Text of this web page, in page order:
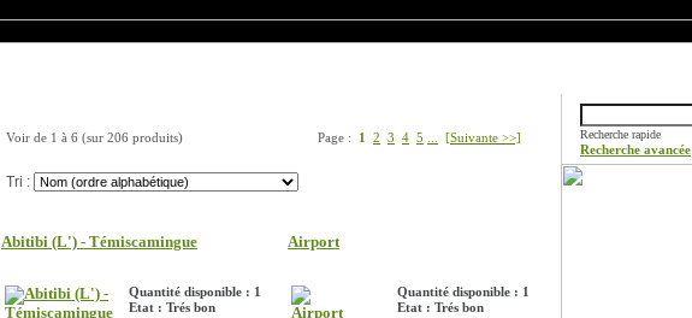
Voir de 1 à 6 (sur 206 produits) Page : 1 2 3 4 5 [Suivante >>]
Tri :
Abitibi (L') - Témiscamingue
Quantité disponible : 1
Etat : Trés bon
Airport
Quantité disponible : 1
Etat : Trés bon
Recherche rapide
Recherche avancée